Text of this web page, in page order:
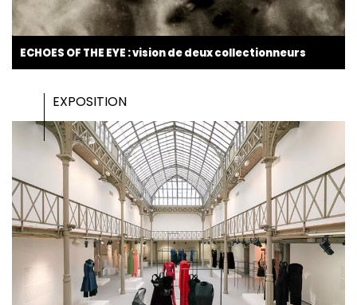
ECHOES OF THE EYE : vision de deux collectionneurs
EXPOSITION